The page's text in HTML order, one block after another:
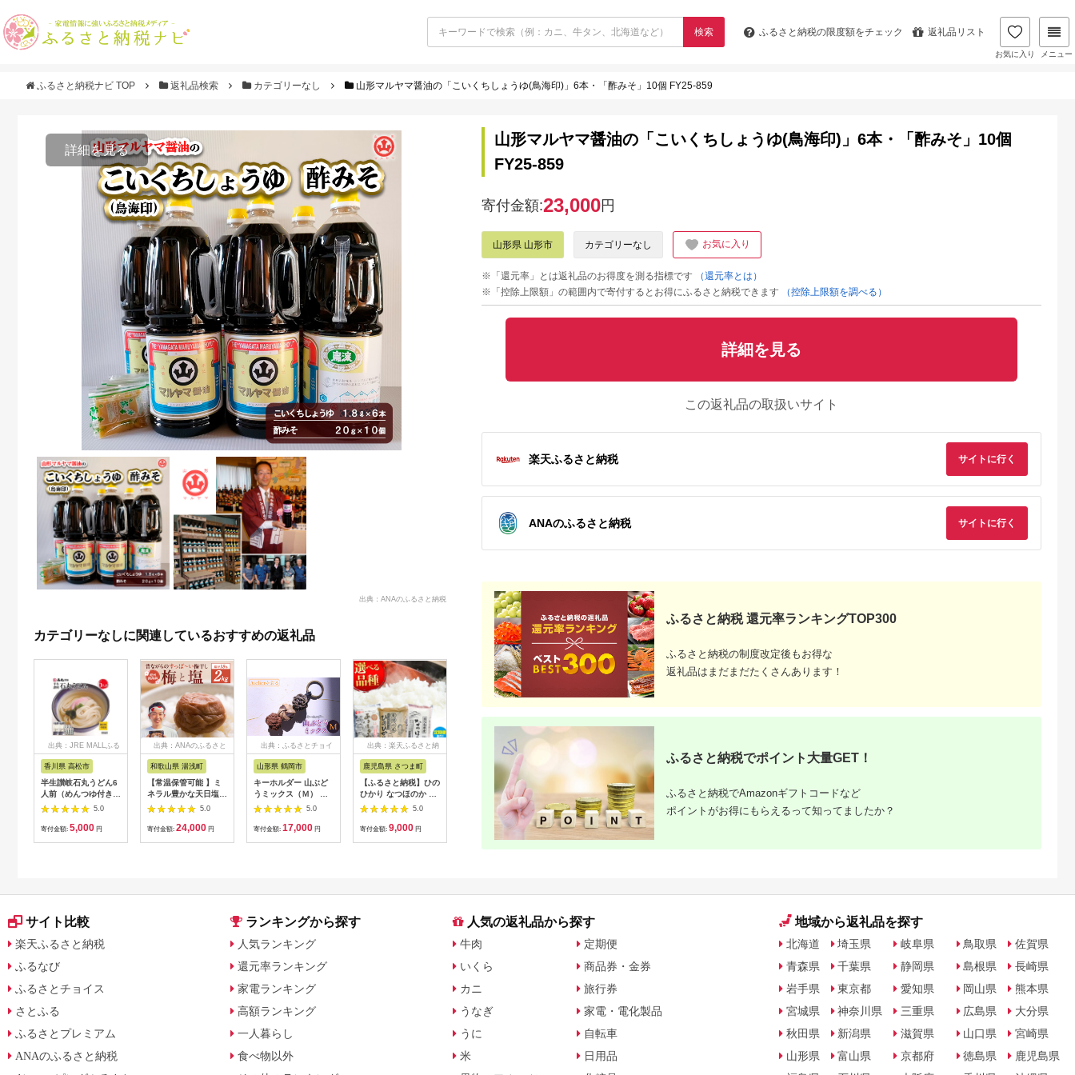
検索 ふるさと納税の限度額をチェック 返礼品リスト
お気に入り メニュー
ふるさと納税ナビ TOP 返礼品検索 カテゴリーなし 山形マルヤマ醤油の「こいくちしょうゆ(鳥海印)」6本・「酢みそ」10個 FY25-859
詳細を見る
出典：ANAのふるさと納税
カテゴリーなしに関連しているおすすめの返礼品
出典：JRE MALLふる
香川県 高松市
半生讃岐石丸うどん6
人前（めんつゆ付き）
麺300g×2袋
5.0
寄付金額: 5,000 円
出典：ANAのふるさと
和歌山県 湯浅町
【常温保管可能 】ミ
ネラル豊かな天日塩だ
けで漬けた無添加梅干
し2kg 梅ボーイズ｜
南高梅
5.0
寄付金額: 24,000 円
出典：ふるさとチョイ
山形県 鶴岡市
キーホルダー 山ぶど
うミックス（Ｍ） 山
形県鶴岡市 アトリエ
かおる | 山葡萄 雑貨
キーホルダー ギフト
5.0
寄付金額: 17,000 円
出典：楽天ふるさと納
鹿児島県 さつま町
【ふるさと納税】ひの
ひかり なつほのか あ
きほなみ 選べる 品種
定期便 米 2kg
5kg《出荷時期をお選
5.0
寄付金額: 9,000 円
出典：ふるさとチョイ
佐賀県 伊万里市
【伊万里焼】ブルーレ
ースパン皿 035-H389
5.0
13,000
出典：楽天ふるさと納
沖縄県 うるま市
【ふるさと納税】［沖
縄の海塩］ぬちまーす
顆粒（250g）×2袋セ
ット 【ぬちまーす】
食塩 塩 調味料 食卓塩
顆粒 シーソルト 人気
返礼品 海塩 沖縄 うる
5.0
寄付金額:12,000円
税
岩手県 二戸市
わて短角和牛 ハンバ
ーグセット 150g×8個
計1.2kg 027-0407
5.0
宮崎県 日向市
の駅ほそしま 大漁 セ
ット [海の駅 ほそしま
宮崎県 日向市
り身 詰め合わせ
5.0
ず おつまみ 酒の肴 ご
フト 送料無料 【配送
【G1335814】
柿 かき 枯露柿 果物
最勝柿 ふるさと納税
山形マルヤマ醤油の「こいくちしょうゆ(鳥海印)」6本・「酢みそ」10個
FY25-859
寄付金額:23,000円
山形県 山形市 カテゴリーなし お気に入り
※「還元率」とは返礼品のお得度を測る指標です
（還元率とは）
※「控除上限額」の範囲内で寄付するとお得にふるさと納税できます
（控除上限額を調べる）
詳細を見る
この返礼品の取扱いサイト
楽天ふるさと納税 サイトに行く
ANAのふるさと納税 サイトに行く
ふるさと納税 還元率ランキングTOP300
ふるさと納税の制度改定後もお得な
返礼品はまだまだたくさんあります！
ふるさと納税でポイント大量GET！
ふるさと納税でAmazonギフトコードなど
ポイントがお得にもらえるって知ってましたか？
サイト比較
楽天ふるさと納税
ふるなび
ふるさとチョイス
さとふる
ふるさとプレミアム
ANAのふるさと納税
ランキングから探す
人気ランキング
還元率ランキング
家電ランキング
高額ランキング
一人暮らし
食べ物以外
人気の返礼品から探す
牛肉
いくら
カニ
うなぎ
うに
米
定期便
商品券・金券
旅行券
家電・電化製品
自転車
日用品
地域から返礼品を探す
北海道
青森県
岩手県
宮城県
秋田県
山形県
埼玉県
千葉県
東京都
神奈川県
新潟県
富山県
岐阜県
静岡県
愛知県
三重県
滋賀県
京都府
鳥取県
島根県
岡山県
広島県
山口県
徳島県
佐賀県
長崎県
熊本県
大分県
宮崎県
鹿児島県